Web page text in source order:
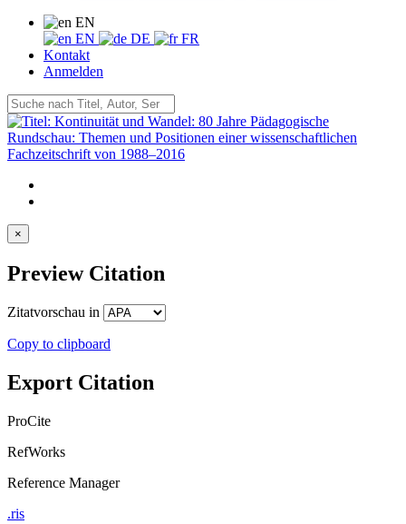
EN
EN
DE
FR
Kontakt
Anmelden
Preview Citation
Zitatvorschau in
Copy to clipboard
Export Citation
ProCite
RefWorks
Reference Manager
.ris
BibTeX